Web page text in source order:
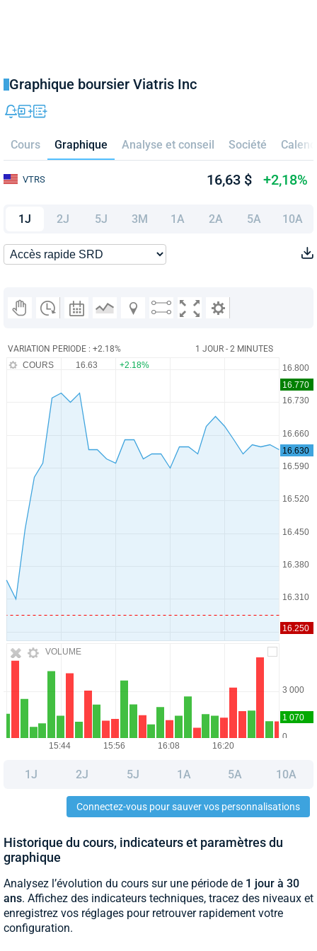
Graphique boursier Viatris Inc
Cours Graphique Analyse et conseil Société
VTRS 16,63 $ +2,18%
1J 2J 5J 3M 1A 2A 5A 10A
VARIATION PERIODE : +2.18% 1 JOUR - 2 MINUTES
VOLUME
COURS 16.63 +2.18%
1J 2J 5J 1A 5A 10A
Connectez-vous pour sauver vos personnalisations
Historique du cours, indicateurs et paramètres du
graphique
Analysez l’évolution du cours sur une période de 1 jour à 30
ans. Affichez des indicateurs techniques, tracez des niveaux et
enregistrez vos réglages pour retrouver rapidement votre
configuration.